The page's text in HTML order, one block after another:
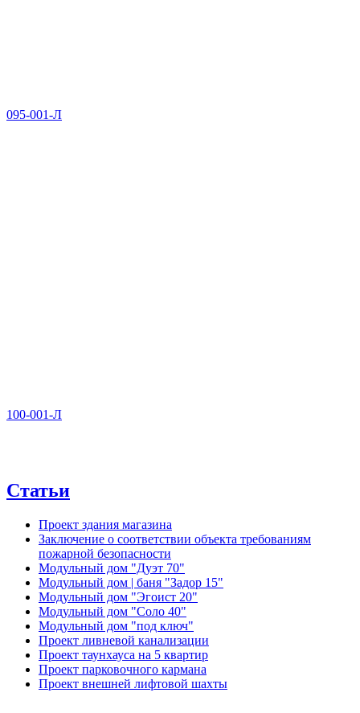
095-001-Л
100-001-Л
Статьи
Проект здания магазина
Заключение о соответствии объекта требованиям
пожарной безопасности
Модульный дом "Дуэт 70"
Модульный дом | баня "Задор 15"
Модульный дом "Эгоист 20"
Модульный дом "Соло 40"
Модульный дом "под ключ"
Проект ливневой канализации
Проект таунхауса на 5 квартир
Проект парковочного кармана
Проект внешней лифтовой шахты